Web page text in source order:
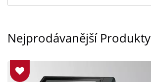
Nejprodávanější Produkty